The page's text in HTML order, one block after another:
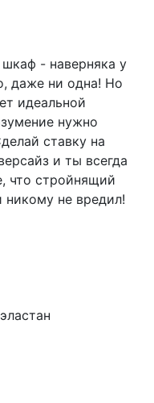
- наверняка у
даже ни одна! Но
идеальной
нужно
ставку на
и ты всегда
что стройнящий
никому не вредил!